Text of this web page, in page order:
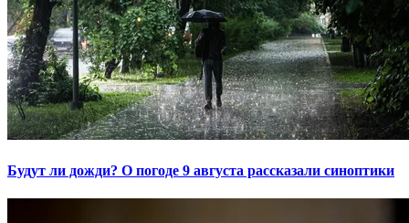
Будут ли дожди? О погоде 9 августа рассказали синоптики